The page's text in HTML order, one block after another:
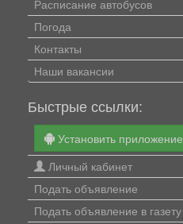
Расписание автобусов
Погода
Контакты
Наши вакансии
Быстрые ссылки:
Установить приложение
Личный кабинет
Подать объявление
Подать объявление в газету